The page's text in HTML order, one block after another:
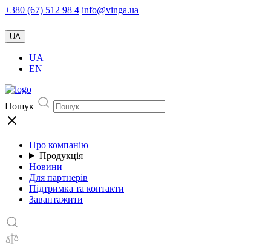
+380 (67) 512 98 4 info@vinga.ua
UA
UA
EN
Пошук
Про компанію
Продукція
Новини
Для партнерів
Підтримка та контакти
Завантажити